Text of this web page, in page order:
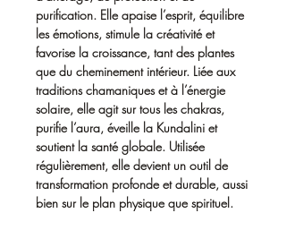
purification. Elle apaise l’esprit, équilibre
les émotions, stimule la créativité et
favorise la croissance, tant des plantes
que du cheminement intérieur. Liée aux
traditions chamaniques et à l’énergie
solaire, elle agit sur tous les chakras,
purifie l’aura, éveille la Kundalini et
soutient la santé globale. Utilisée
régulièrement, elle devient un outil de
transformation profonde et durable, aussi
bien sur le plan physique que spirituel.